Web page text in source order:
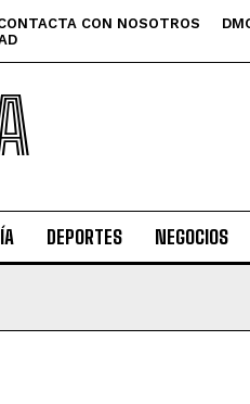
CON NOSOTROS
DEPORTES NEGOCIOS